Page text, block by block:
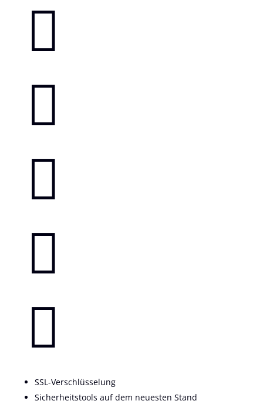





SSL-Verschlüsselung
Sicherheitstools auf dem neuesten Stand